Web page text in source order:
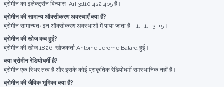
ब्रोमीन का इलेक्ट्रॉन विन्यास [Ar] 3d10 4s2 4p5 है।
ब्रोमीन की सामान्य ऑक्सीकरण अवस्थाएँ क्या हैं?
ब्रोमीन सामान्यतः इन ऑक्सीकरण अवस्थाओं में पाया जाता है: −1, +1, +3, +5।
ब्रोमीन की खोज कब हुई?
ब्रोमीन की खोज 1826, खोजकर्ता Antoine Jérôme Balard हुई।
क्या ब्रोमीन रेडियोधर्मी है?
ब्रोमीन एक स्थिर तत्व है और इसके कोई प्राकृतिक रेडियोधर्मी समस्थानिक नहीं हैं।
ब्रोमीन की जैविक भूमिका क्या है?